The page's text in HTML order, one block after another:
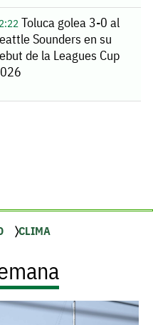
Toluca golea 3-0 al
Sounders en su
de la Leagues Cup
CLIMA